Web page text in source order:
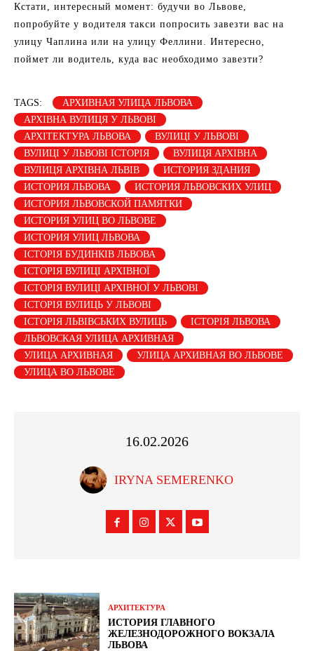
Кстати, интересный момент: будучи во Львове,
попробуйте у водителя такси попросить завезти вас на
улицу Чаплина или на улицу Феллини. Интересно,
поймет ли водитель, куда вас необходимо завезти?
TAGS:
АРХИВНАЯ УЛИЦА ЛЬВОВА
АРХІВНА ВУЛИЦЯ У ЛЬВОВІ
АРХІТЕКТУРА ЛЬВОВА
ВУЛИЦІ У ЛЬВОВІ
ВУЛИЦІ У ЛЬВОВІ ІСТОРІЯ
ВУЛИЦЯ АРХІВНА
ВУЛИЦЯ АРХІВНА ЛЬВІВ
ИСТОРИЯ ЗДАНИЯ
ИСТОРИЯ ЛЬВОВА
ИСТОРИЯ ЛЬВОВСКИХ УЛИЦ
ИСТОРИЯ ЛЬВОВСКОЙ ПАМЯТКИ
ИСТОРИЯ УЛИЦ ВО ЛЬВОВЕ
ИСТОРИЯ УЛИЦ ЛЬВОВА
ІСТОРІЯ БУДИНКІВ ЛЬВОВА
ІСТОРІЯ ВУЛИЦІ АРХІВНОЇ
ІСТОРІЯ ВУЛИЦІ АРХІВНОЇ У ЛЬВОВІ
ІСТОРІЯ ВУЛИЦЬ У ЛЬВОВІ
ІСТОРІЯ ЛЬВІВСЬКИХ ВУЛИЦЬ
ІСТОРІЯ ЛЬВОВА
ЛЬВОВСКАЯ УЛИЦА АРХИВНАЯ
УЛИЦА АРХИВНАЯ
УЛИЦА АРХИВНАЯ ВО ЛЬВОВЕ
УЛИЦА ВО ЛЬВОВЕ
16.02.2026
IRYNA SEMERENKO
АРХИТЕКТУРА
ИСТОРИЯ ГЛАВНОГО
ЖЕЛЕЗНОДОРОЖНОГО ВОКЗАЛА
ЛЬВОВА